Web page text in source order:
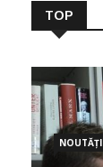
TOP
NOUTĂȚI